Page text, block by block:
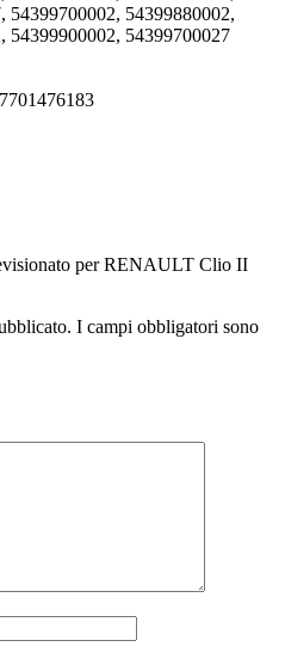
54399700002, 54399880002,
54399900002, 54399700027
per RENAULT Clio II
I campi obbligatori sono